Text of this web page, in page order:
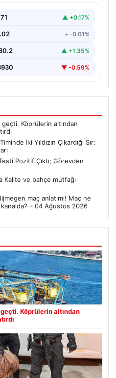
gerçekleştirilen başarısız
▲ +0.17%
• -0.01%
▲ +1.35%
▼ -0.59%
geçti. Köprülerin altından
İki Yıldızın Çıkardığı Sır:
Pozitif Çıktı; Görevden
Kalite ve bahçe mutfağı
maç anlatımı! Maç ne
– 04 Ağustos 2026
Köprülerin altından